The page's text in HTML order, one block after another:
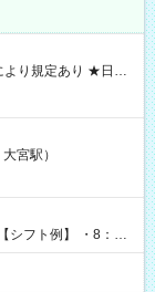
GET♪ お仕事後はコ
】試
宮駅）